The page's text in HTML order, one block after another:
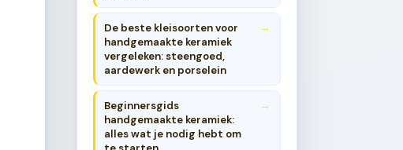
De beste kleisoorten voor
handgemaakte keramiek
vergeleken: steengoed,
aardewerk en porselein
Beginnersgids
handgemaakte keramiek:
alles wat je nodig hebt om